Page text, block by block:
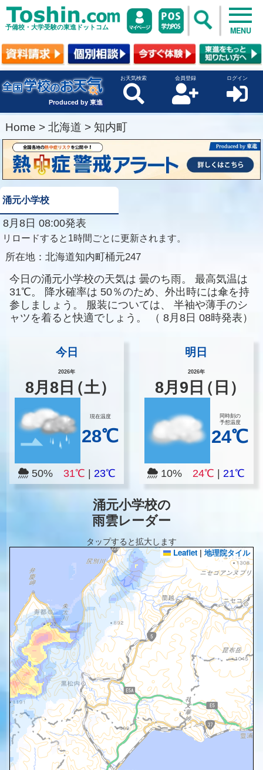
予備校・大学受験の東進ドットコム MENU
Produced by 東進
お天気検索 会員登録 ログイン
Home > 北海道 > 知内町
涌元小学校
8月8日 08:00発表
リロードすると1時間ごとに更新されます。
所在地： 北海道知内町桶元247
今日の涌元小学校の天気は 曇のち雨。
最高気温は
31℃。
降水確率は 50％のため、外出時には傘を持
参しましょう。
服装については、
半袖や薄手のシ
ャツを着ると快適でしょう。
（ 8月8日 08時発表）
今日
2026年
8月8 日（土）
現在温度
28℃
50% 31℃ 23℃
明日
2026年
8月 9 日（日）
同時刻の
予想温度
24℃
10%24℃ |21℃
涌元小学校の
雨雲レーダー
タップすると拡大します
Leaflet | 地理院タイル